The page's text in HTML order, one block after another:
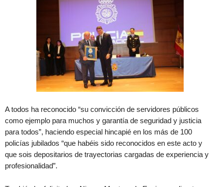
A todos ha reconocido “su convicción de servidores públicos
como ejemplo para muchos y garantía de seguridad y justicia
para todos”, haciendo especial hincapié en los más de 100
policías jubilados “que habéis sido reconocidos en este acto y
que sois depositarios de trayectorias cargadas de experiencia y
profesionalidad”.